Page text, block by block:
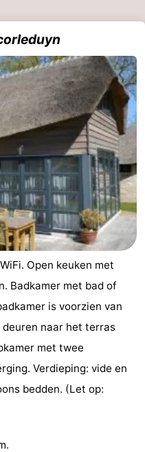
Open keuken met
Badkamer met bad of
is voorzien van
naar het terras
met twee
Verdieping: vide en
bedden. (Let op: